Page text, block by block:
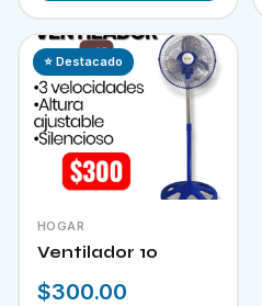
⭐ Destacado
HOGAR
Ventilador 10
$300.00